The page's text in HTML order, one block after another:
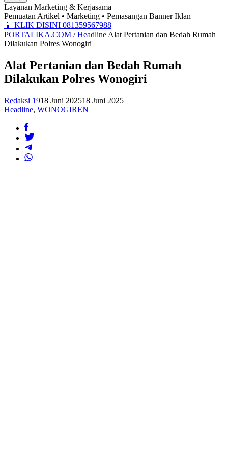
Layanan Marketing & Kerjasama
Pemuatan Artikel • Marketing • Pemasangan Banner Iklan
📱 KLIK DISINI 081359567988
PORTALIKA.COM / Headline Alat Pertanian dan Bedah Rumah
Dilakukan Polres Wonogiri
Alat Pertanian dan Bedah Rumah
Dilakukan Polres Wonogiri
Redaksi 1918 Juni 202518 Juni 2025
Headline, WONOGIREN